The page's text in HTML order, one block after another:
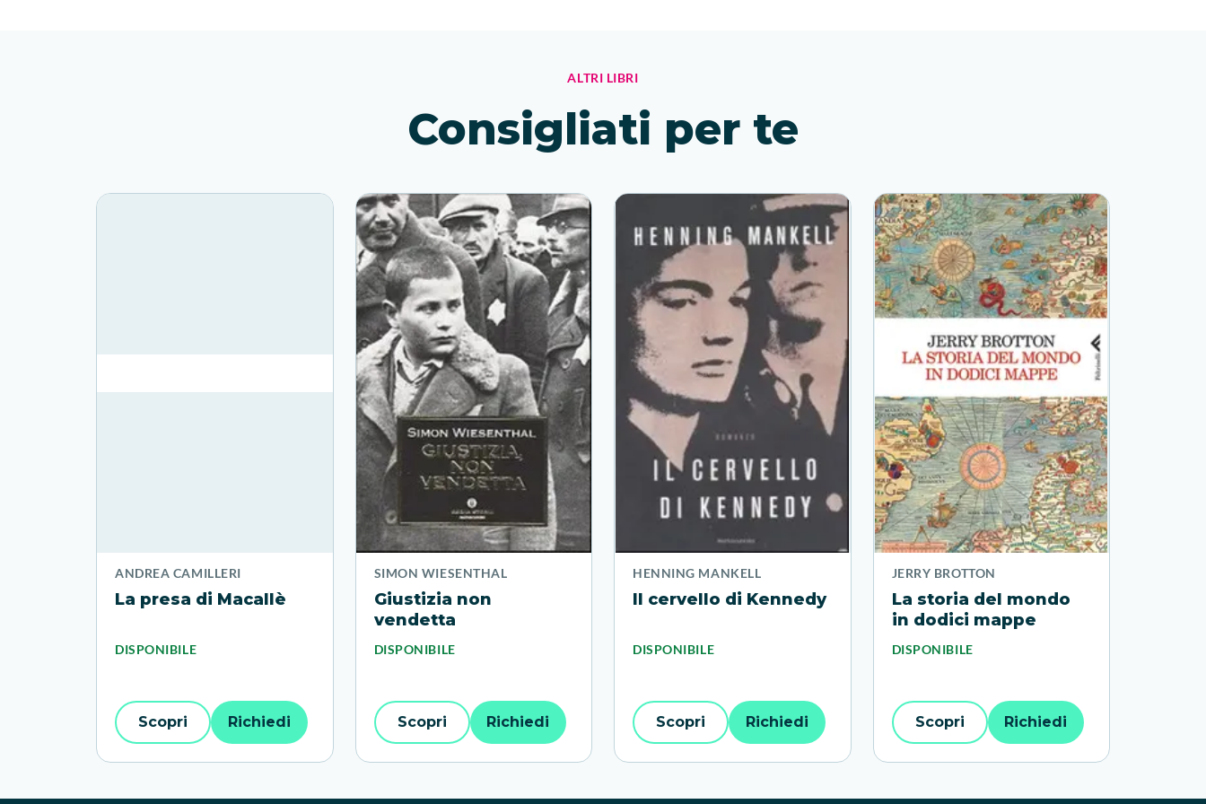
ALTRI LIBRI
Consigliati per te
ANDREA CAMILLERI
La presa di Macallè
DISPONIBILE
Scopri Richiedi
SIMON WIESENTHAL
Giustizia non
vendetta
DISPONIBILE
Scopri Richiedi
HENNING MANKELL
Il cervello di Kennedy
DISPONIBILE
Scopri Richiedi
JERRY BROTTON
La storia del mondo
in dodici mappe
DISPONIBILE
Scopri Richiedi